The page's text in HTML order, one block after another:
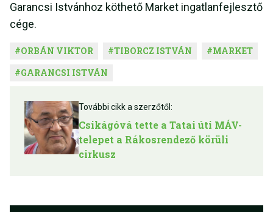
Garancsi Istvánhoz köthető Market ingatlanfejlesztő
cége.
#ORBÁN VIKTOR #TIBORCZ ISTVÁN #MARKET
#GARANCSI ISTVÁN
További cikk a szerzőtől:
Csikágóvá tette a Tatai úti MÁV-
telepet a Rákosrendező körüli
cirkusz